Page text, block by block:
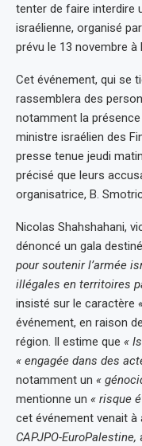
tenter de faire interdire
israélienne, organisé
prévu le 13 novembre à
Cet événement, qui se
rassemblera des
notamment la
ministre israélien des
presse tenue jeudi
précisé que leurs
organisatrice, B.
Nicolas Shahshahani,
dénoncé un gala
pour soutenir l’armée
illégales en territoires
insisté sur le caractère
événement, en raison
région. Il estime que «
« engagée dans des
notamment un «
mentionne un « risque
cet événement venait à
CAPJPO-EuroPalestine,